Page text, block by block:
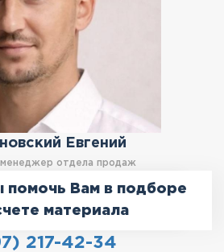
Евгений
отдела продаж
помочь Вам в подборе
материала
217-42-34